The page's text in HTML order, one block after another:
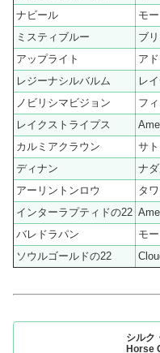
ナビール
モ
ミスティブルー
ブ
アップライト
ア
レジーナシルバルム
レ
ノビリシマビジョン
フ
レイクストライプス
カルミアクラウン
サ
ディナン
ナ
アーリントンロウ
タ
インターラプティドの22
バレドラパン
モ
ソウルゴールドの22
シルク
Horse